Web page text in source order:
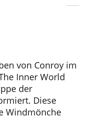
von Conroy im
Inner World
der
Diese
Windmönche